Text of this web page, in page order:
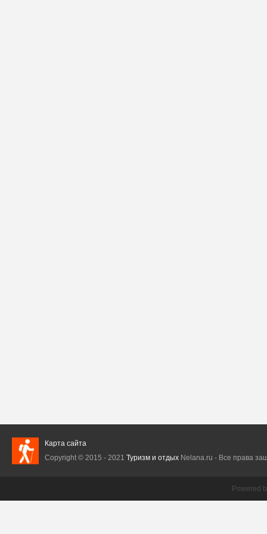
Карта сайта
Copyright © 2015 - 2021 Туризм и отдыхNelana.ru - Все права
Powered